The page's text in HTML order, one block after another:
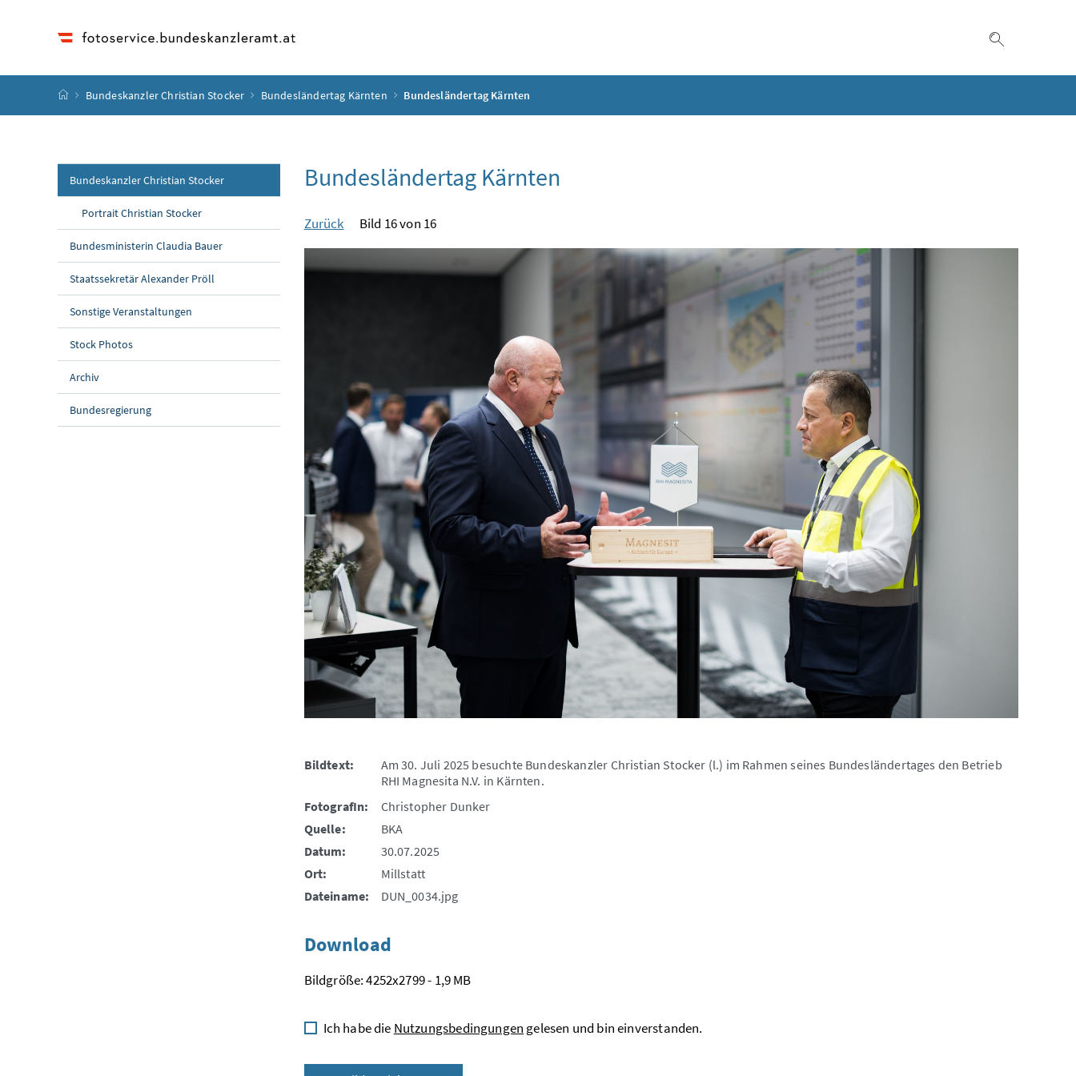
Startseite
Bundeskanzler Christian Stocker Bundesländertag Kärnten Bundesländertag Kärnten
Bundeskanzler Christian Stocker
Portrait Christian Stocker
Bundesministerin Claudia Bauer
Staatssekretär Alexander Pröll
Sonstige Veranstaltungen
Stock Photos
Archiv
Bundesregierung
Bundesländertag Kärnten
Zurück Bild 16 von 16
Bildtext:
Am 30. Juli 2025 besuchte Bundeskanzler Christian Stocker (l.) im Rahmen seines Bundesländertages den Betrieb
RHI Magnesita N.V. in Kärnten.
FotografIn:
Christopher Dunker
Quelle:
BKA
Datum:
30.07.2025
Ort:
Millstatt
Dateiname:
DUN_0034.jpg
Download
Bildgröße: 4252x2799 - 1,9 MB
Ich habe die Nutzungsbedingungen gelesen und bin einverstanden.